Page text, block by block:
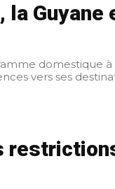
Guyane
domestique
vers ses